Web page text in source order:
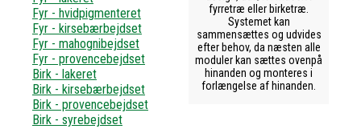
Fyr - hvidpigmenteret
Fyr - kirsebærbejdset
Fyr - mahognibejdset
Fyr - provencebejdset
Birk - lakeret
Birk - kirsebærbejdset
Birk - provencebejdset
Birk - syrebejdset
fyrretræ eller birketræ.
Systemet kan
sammensættes og udvides
efter behov, da næsten alle
moduler kan sættes ovenpå
hinanden og monteres i
forlængelse af hinanden.